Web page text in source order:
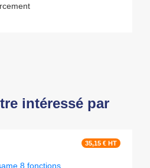
intéressé par
35,15 € HT